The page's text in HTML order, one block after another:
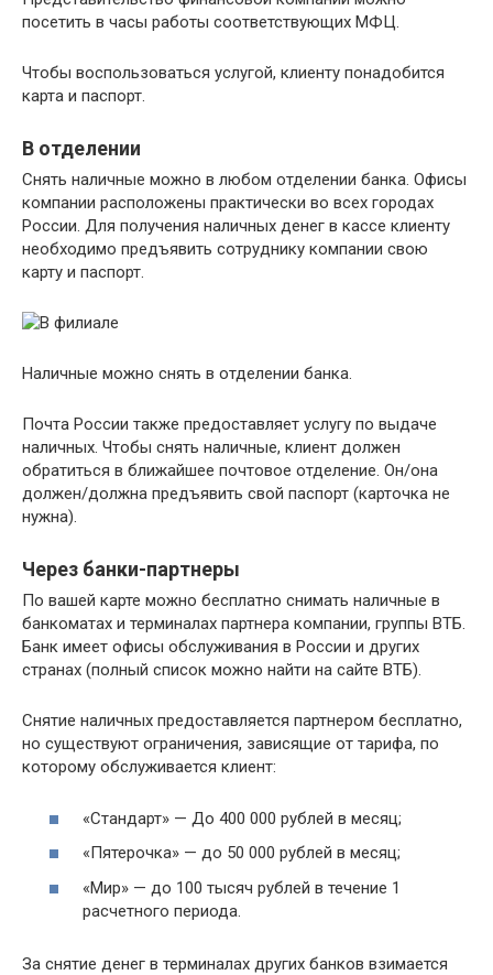
посетить в часы работы соответствующих МФЦ.
Чтобы воспользоваться услугой, клиенту понадобится
карта и паспорт.
В отделении
Снять наличные можно в любом отделении банка. Офисы
компании расположены практически во всех городах
России. Для получения наличных денег в кассе клиенту
необходимо предъявить сотруднику компании свою
карту и паспорт.
Наличные можно снять в отделении банка.
Почта России также предоставляет услугу по выдаче
наличных. Чтобы снять наличные, клиент должен
обратиться в ближайшее почтовое отделение. Он/она
должен/должна предъявить свой паспорт (карточка не
нужна).
Через банки-партнеры
По вашей карте можно бесплатно снимать наличные в
банкоматах и терминалах партнера компании, группы ВТБ.
Банк имеет офисы обслуживания в России и других
странах (полный список можно найти на сайте ВТБ).
Снятие наличных предоставляется партнером бесплатно,
но существуют ограничения, зависящие от тарифа, по
которому обслуживается клиент:
«Стандарт» — До 400 000 рублей в месяц;
«Пятерочка» — до 50 000 рублей в месяц;
«Мир» — до 100 тысяч рублей в течение 1
расчетного периода.
За снятие денег в терминалах других банков взимается